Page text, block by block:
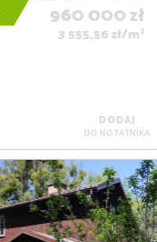
960 000zł
3 555,56 zł/m2
DODAJ
DO NOTATNIKA